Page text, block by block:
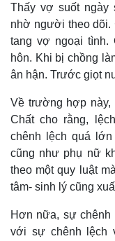
Thể thao
Thấy vợ suốt ngày
nhờ người theo dõi.
tang vợ ngoại tình.
hôn. Khi bị chồng
ân hận. Trước giọt
Về trường hợp này,
Chất cho rằng,
chênh lệch quá
cũng như phụ nữ
theo một quy luật
tâm- sinh lý cũng
Hơn nữa, sự chênh
với sự chênh lệch